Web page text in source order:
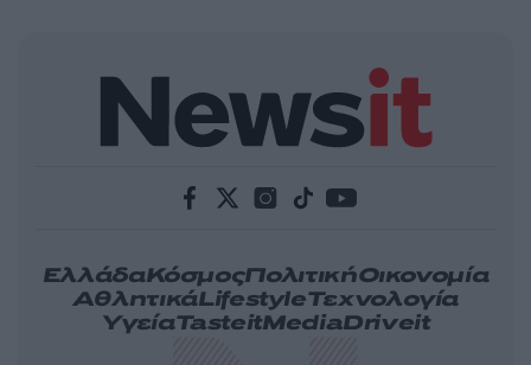
ΕλλάδαΚόσμοςΠολιτικήΟικονομία
ΑθλητικάLifestyleΤεχνολογία
ΥγείαTasteitMediaDriveit